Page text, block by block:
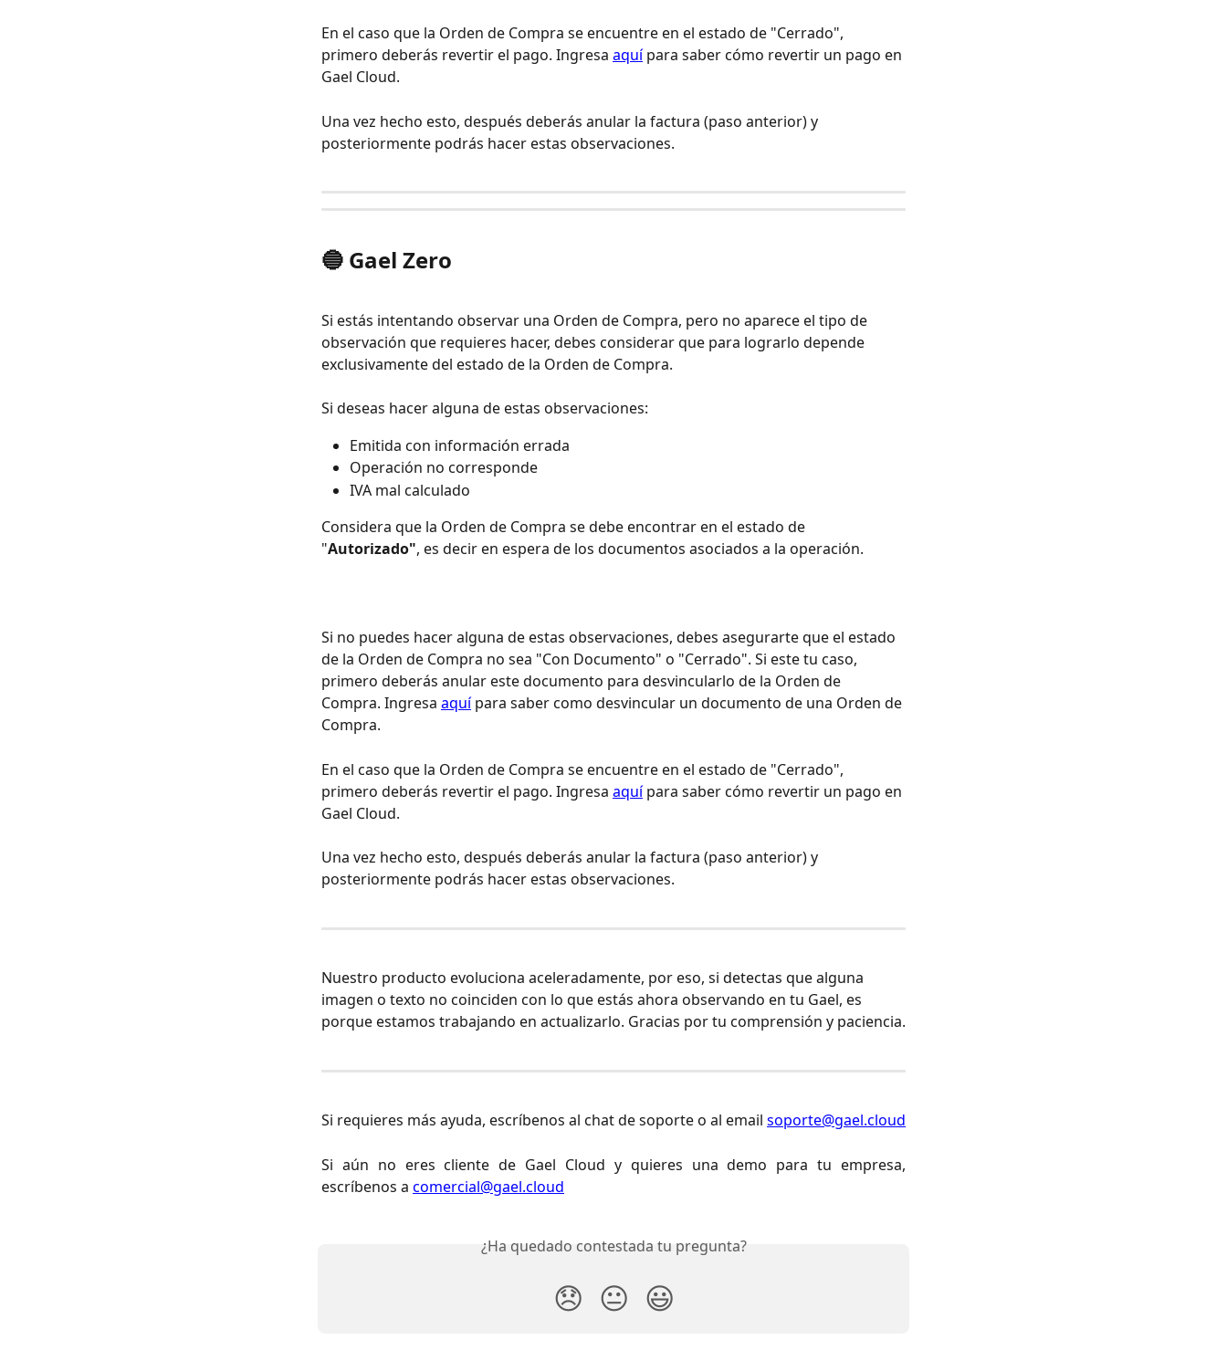
En el caso que la Orden de Compra se encuentre en el estado de "Cerrado",
primero deberás revertir el pago. Ingresa aquí para saber cómo revertir un pago en
Gael Cloud.
Una vez hecho esto, después deberás anular la factura (paso anterior) y
posteriormente podrás hacer estas observaciones.
🔵 Gael Zero
Si estás intentando observar una Orden de Compra, pero no aparece el tipo de
observación que requieres hacer, debes considerar que para lograrlo depende
exclusivamente del estado de la Orden de Compra.
Si deseas hacer alguna de estas observaciones:
Emitida con información errada
Operación no corresponde
IVA mal calculado
Considera que la Orden de Compra se debe encontrar en el estado de
"Autorizado", es decir en espera de los documentos asociados a la operación.
Si no puedes hacer alguna de estas observaciones, debes asegurarte que el estado
de la Orden de Compra no sea "Con Documento" o "Cerrado". Si este tu caso,
primero deberás anular este documento para desvincularlo de la Orden de
Compra. Ingresa aquí para saber como desvincular un documento de una Orden de
Compra.
En el caso que la Orden de Compra se encuentre en el estado de "Cerrado",
primero deberás revertir el pago. Ingresa aquí para saber cómo revertir un pago en
Gael Cloud.
Una vez hecho esto, después deberás anular la factura (paso anterior) y
posteriormente podrás hacer estas observaciones.
Nuestro producto evoluciona aceleradamente, por eso, si detectas que alguna
imagen o texto no coinciden con lo que estás ahora observando en tu Gael, es
porque estamos trabajando en actualizarlo. Gracias por tu comprensión y paciencia.
Si requieres más ayuda, escríbenos al chat de soporte o al email soporte@gael.cloud
Si aún no eres cliente de Gael Cloud y quieres una demo para tu empresa,
escríbenos a comercial@gael.cloud
¿Ha quedado contestada tu pregunta?
😞 😐 😃